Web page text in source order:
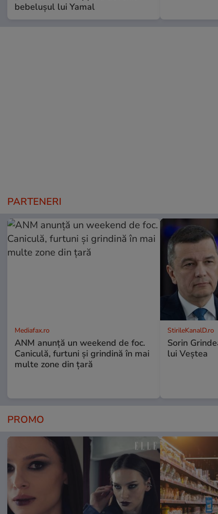
bebelușul lui Yamal
PARTENERI
Mediafax.ro
ANM anunță un weekend de foc.
Caniculă, furtuni și grindină în mai
multe zone din țară
StirileKanalD.ro
Sorin
lui Veștea
PROMO